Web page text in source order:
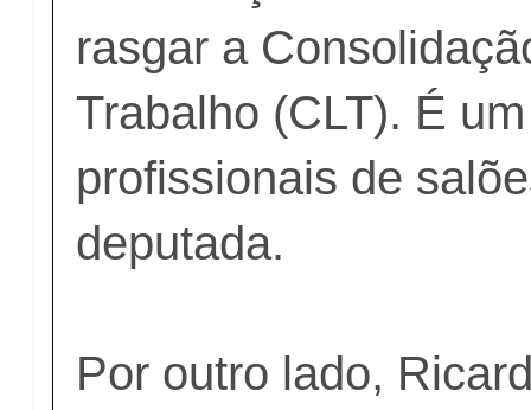
rasgar a
Trabalho (CLT). É
profissionais de
deputada.
Por outro lado,